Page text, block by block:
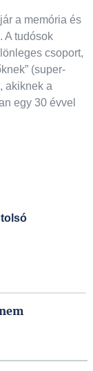
a memória és
A tudósok
csoport,
(super-
akiknek a
egy 30 évvel